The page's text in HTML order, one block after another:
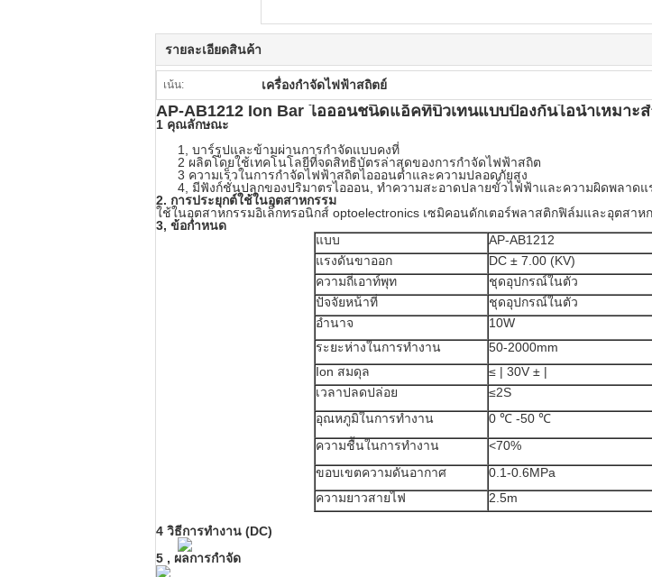
รายละเอียดสินค้า
เน้น: เครื่องกำจัดไฟฟ้าสถิตย์
AP-AB1212 Ion Bar ไอออนชนิดแอ็คทิบิวเทนแบบป้องกันไอน้ำเหมาะ
1 คุณลักษณะ
1, บาร์รูปและข้ามผ่านการกำจัดแบบคงที่
2 ผลิตโดยใช้เทคโนโลยีที่จดสิทธิบัตรล่าสุดของการกำจัดไฟฟ้าสถิต
3 ความเร็วในการกำจัดไฟฟ้าสถิตไอออนต่ำและความปลอดภัยสูง
4, มีฟังก์ชั่นปลุกของปริมาตรไอออน, ทำความสะอาดปลายขั้วไฟฟ้าและความผิดพลาดแ
2. การประยุกต์ใช้ในอุตสาหกรรม
ใช้ในอุตสาหกรรมอิเล็กทรอนิกส์ optoelectronics เซมิคอนดักเตอร์พลาสติกฟิล์มและอุตสาห
3, ข้อกำหนด
แบบ
AP-AB1212
แรงดันขาออก
DC ± 7.00 (KV)
ความถี่เอาท์พุท
ชุดอุปกรณ์ในตัว
ปัจจัยหน้าที่
ชุดอุปกรณ์ในตัว
อำนาจ
10W
ระยะห่างในการทำงาน
50-2000mm
Ion สมดุล
≤ | 30V ± |
เวลาปลดปล่อย
≤2S
อุณหภูมิในการทำงาน
0 ℃ -50 ℃
ความชื้นในการทำงาน
<70%
ขอบเขตความดันอากาศ
0.1-0.6MPa
ความยาวสายไฟ
2.5m
4 วิธีการทำงาน (DC)
5 , ผลการกำจัด